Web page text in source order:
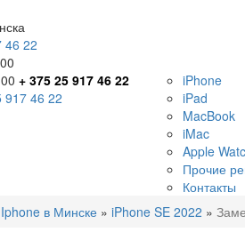
46 22
+ 375 25 917 46 22
917 46 22
iPhone
iPad
MacBook
iMac
Apple
Прочие
Контакты
в Минске » iPhone SE 2022 »